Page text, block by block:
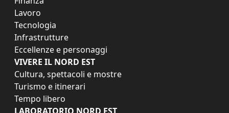
Lavoro
Tecnologia
Infrastrutture
Eccellenze e personaggi
VIVERE IL NORD EST
Cultura, spettacoli e mostre
Turismo e itinerari
Tempo libero